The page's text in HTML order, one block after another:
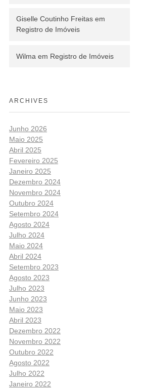
Giselle Coutinho Freitas em
Registro de Imóveis
Wilma em Registro de Imóveis
ARCHIVES
Junho 2026
Maio 2025
Abril 2025
Fevereiro 2025
Janeiro 2025
Dezembro 2024
Novembro 2024
Outubro 2024
Setembro 2024
Agosto 2024
Julho 2024
Maio 2024
Abril 2024
Setembro 2023
Agosto 2023
Julho 2023
Junho 2023
Maio 2023
Abril 2023
Dezembro 2022
Novembro 2022
Outubro 2022
Agosto 2022
Julho 2022
Janeiro 2022